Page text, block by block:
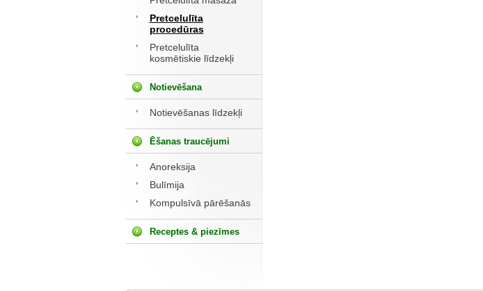
Pretcelulīta
procedūras
Pretcelulīta
kosmētiskie līdzekļi
Notievēšana
Notievēšanas līdzekļi
Ēšanas traucējumi
Anoreksija
Bulīmija
Kompulsīvā pārēšanās
Receptes & piezīmes